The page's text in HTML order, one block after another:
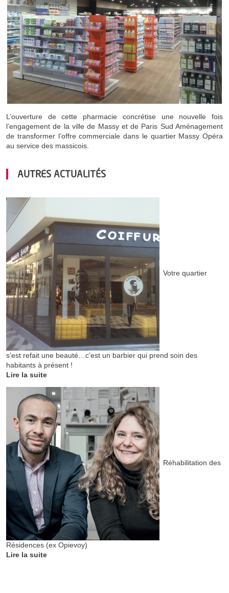
L’ouverture de cette pharmacie concrétise une nouvelle fois
l’engagement de la ville de Massy et de Paris Sud Aménagement
de transformer l’offre commerciale dans le quartier Massy Opéra
au service des massicois.
AUTRES ACTUALITÉS
Votre quartier
s’est refait une beauté…c’est un barbier qui prend soin des
habitants à présent !
Lire la suite
Réhabilitation des
Résidences (ex Opievoy)
Lire la suite